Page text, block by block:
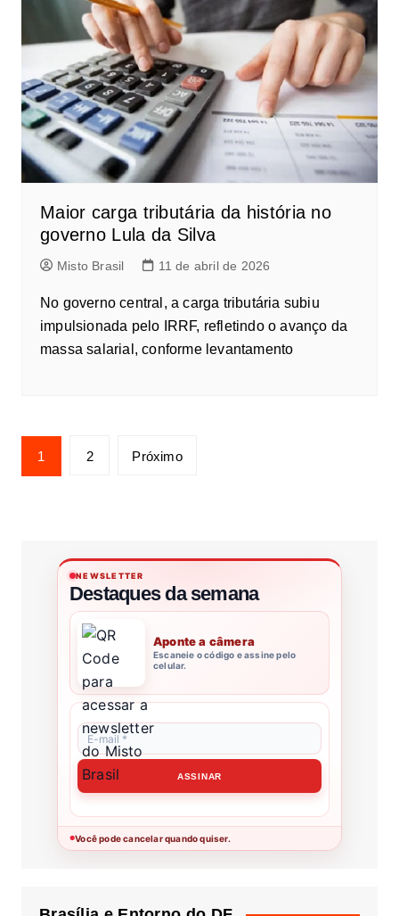
Maior carga tributária da história no
governo Lula da Silva
Misto Brasil 11 de abril de 2026
No governo central, a carga tributária subiu
impulsionada pelo IRRF, refletindo o avanço da
massa salarial, conforme levantamento
1 2 Próximo
NEWSLETTER
Destaques da semana
Aponte a câmera
Escaneie o código e assine pelo
celular.
●Você pode cancelar quando quiser.